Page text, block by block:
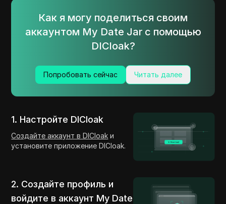
Как я могу поделиться своим
аккаунтом My Date Jar с помощью
DICloak?
Попробовать сейчас Читать далее
1. Настройте DICloak
Создайте аккаунт в DICloak и
установите приложение DICloak.
2. Создайте профиль и
войдите в аккаунт My Date